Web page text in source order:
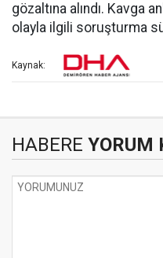
gözaltına alındı. Kavga
olayla ilgili soruşturma
Kaynak:
HABERE YORUM